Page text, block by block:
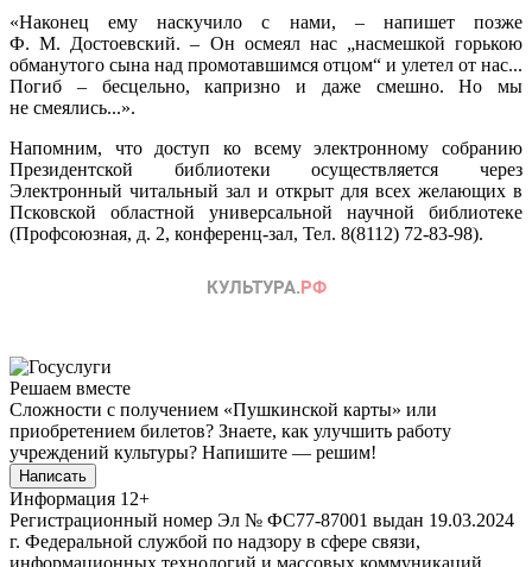
«Наконец ему наскучило с нами, – напишет позже
Ф. М. Достоевский. – Он осмеял нас „насмешкой горькою
обманутого сына над промотавшимся отцом“ и улетел от нас...
Погиб – бесцельно, капризно и даже смешно. Но мы
не смеялись...».
Напомним, что доступ ко всему электронному собранию
Президентской библиотеки осуществляется через
Электронный читальный зал и открыт для всех желающих в
Псковской областной универсальной научной библиотеке
(Профсоюзная, д. 2, конференц-зал, Тел. 8(8112) 72-83-98).
Решаем вместе
Сложности с получением «Пушкинской карты» или
приобретением билетов? Знаете, как улучшить работу
учреждений культуры? Напишите — решим!
Написать
Информация 12+
Регистрационный номер Эл № ФС77-87001 выдан 19.03.2024
г. Федеральной службой по надзору в сфере связи,
информационных технологий и массовых коммуникаций